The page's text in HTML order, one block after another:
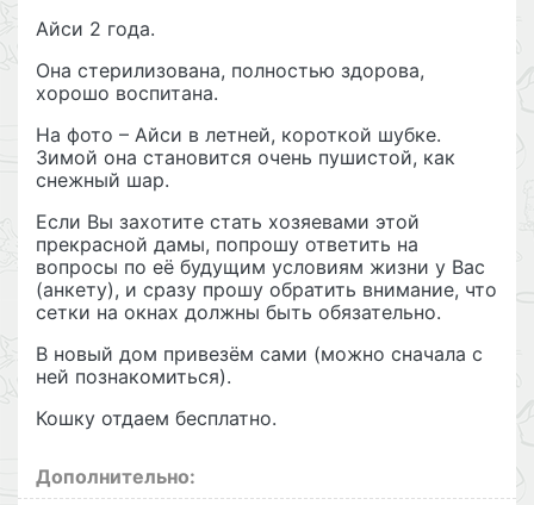
Айси 2 года.
Она стерилизована, полностью здорова,
хорошо воспитана.
На фото – Айси в летней, короткой шубке.
Зимой она становится очень пушистой, как
снежный шар.
Если Вы захотите стать хозяевами этой
прекрасной дамы, попрошу ответить на
вопросы по её будущим условиям жизни у Вас
(анкету), и сразу прошу обратить внимание, что
сетки на окнах должны быть обязательно.
В новый дом привезём сами (можно сначала с
ней познакомиться).
Кошку отдаем бесплатно.
Дополнительно: